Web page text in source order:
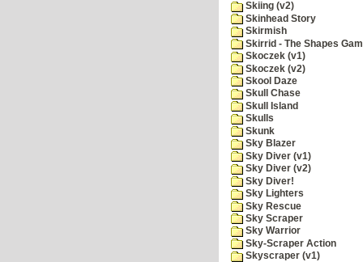
Skiing (v2)
Skinhead Story
Skirmish
Skirrid - The Shapes
Skoczek (v1)
Skoczek (v2)
Skool Daze
Skull Chase
Skull Island
Skulls
Skunk
Sky Blazer
Sky Diver (v1)
Sky Diver (v2)
Sky Diver!
Sky Lighters
Sky Rescue
Sky Scraper
Sky Warrior
Sky-Scraper Action
Skyscraper (v1)